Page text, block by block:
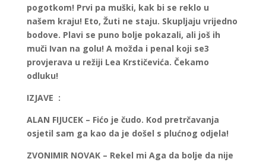
pogotkom! Prvi pa muški, kak bi se reklo u
našem kraju! Eto, Žuti ne staju. Skupljaju vrijedno
bodove. Plavi se puno bolje pokazali, ali još ih
muči Ivan na golu! A možda i penal koji se3
provjerava u režiji Lea Krstičevića. Čekamo
odluku!
IZJAVE :
ALAN FIJUCEK – Fićo je čudo. Kod pretrčavanja
osjetil sam ga kao da je došel s plućnog odjela!
ZVONIMIR NOVAK – Rekel mi Aga da bolje da nije